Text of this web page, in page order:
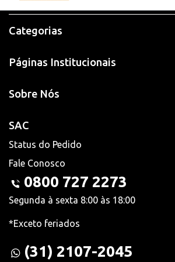
Categorias
Páginas Institucionais
Sobre Nós
SAC
Status do Pedido
Fale Conosco
0800 727 2273
Segunda à sexta 8:00 às 18:00
*Exceto feriados
(31) 2107-2045